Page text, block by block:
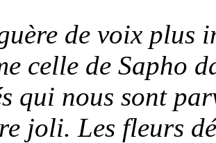
de voix plus
celle de Sapho
qui nous sont
joli. Les fleurs